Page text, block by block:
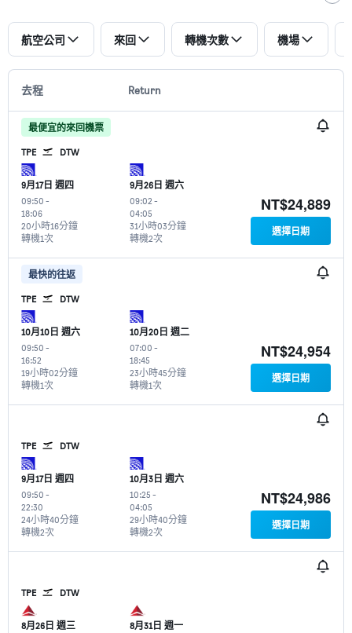
航空公司 來回 轉機次數 機場
去程 Return
最便宜的來回機票
TPE DTW
9月17日 週四
09:50 -
18:06
轉機1次
20小時16分鐘
9月26日 週六
09:02 -
04:05
轉機2次
31小時03分鐘
NT$24,889
選擇日期
最快的往返
TPE DTW
10月10日 週六
09:50 -
16:52
轉機1次
19小時02分鐘
10月20日 週二
07:00 -
18:45
轉機1次
23小時45分鐘
NT$24,954
選擇日期
TPE DTW
9月17日 週四
09:50 -
22:30
轉機2次
24小時40分鐘
10月3日 週六
10:25 -
04:05
轉機2次
29小時40分鐘
NT$24,986
選擇日期
TPE DTW
8月26日 週三
8月31日 週一